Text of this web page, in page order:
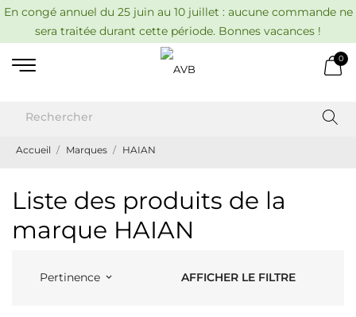
En congé annuel du 25 juin au 10 juillet : aucune commande ne
sera traitée durant cette période. Bonnes vacances !
0
Accueil Marques HAIAN
Liste des produits de la
marque HAIAN
Pertinence keyboard_arrow_down AFFICHER LE FILTRE